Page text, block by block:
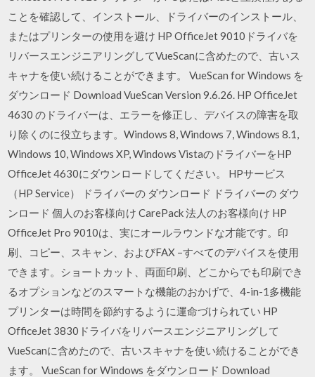
ことを確認して、インストール、ドライバーのインストール、
またはプリンターの使用を避け HP OfficeJet 9010ドライバを
リバースエンジニアリングしてVueScanに含めたので、古いス
キャナを使い続けることができます。 VueScan for Windows を
ダウンロード Download VueScan Version 9.6.26. HP OfficeJet
4630 のドライバーは、エラーを修正し、デバイスの障害を取
り除くのに役立ちます。Windows 8, Windows 7, Windows 8.1,
Windows 10, Windows XP, Windows VistaのドライバーをHP
OfficeJet 4630にダウンロードしてください。 HPサービス
（HP Service） ドライバーの ダウンロード ドライバーの ダウ
ンロード 個人のお客様向け CarePack 法人のお客様向け HP
OfficeJet Pro 9010は、実にオールラウンドな才能です。印
刷、コピー、スキャン、およびFAX –すべてのデバイスを使用
できます。ショートカット、両面印刷、どこからでも印刷でき
るオプションなどのスマートな機能のおかげで、4-in-1多機能
プリンターは時間を節約するように運命づけられてい HP
OfficeJet 3830ドライバをリバースエンジニアリングして
VueScanに含めたので、古いスキャナを使い続けることができ
ます。 VueScan for Windows をダウンロード Download